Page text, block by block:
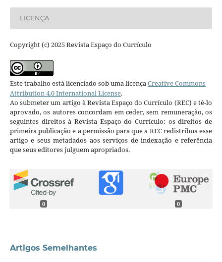
LICENÇA
Copyright (c) 2025 Revista Espaço do Currículo
Este trabalho está licenciado sob uma licençaCreative Commons
Attribution 4.0 International License.
Ao submeter um artigo à Revista Espaço do Currículo (REC) e tê-lo
aprovado, os autores concordam em ceder, sem remuneração, os
seguintes direitos à Revista Espaço do Currículo: os direitos de
primeira publicação e a permissão para que a REC redistribua esse
artigo e seus metadados aos serviços de indexação e referência
que seus editores julguem apropriados.
0 0
Artigos Semelhantes